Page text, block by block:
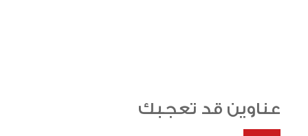
عناوين قد تعجبك